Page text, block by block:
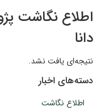
اطلاع نگاشت
دانا
نتیجه‌ای یافت نشد.
دسته‌های اخبار
اطلاع نگاشت